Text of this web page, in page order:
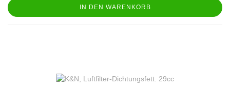
IN DEN WARENKORB